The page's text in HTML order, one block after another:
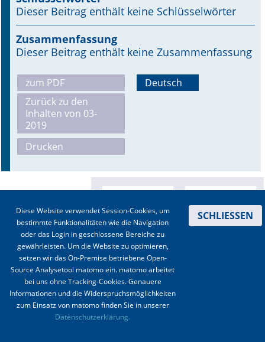
Archiv
Supplements
Supplements OrphanAnesthesia
Online First
A&I English
Mediadaten
Autoren-Service
Stellenmarkt
Kongresskalender
Dieser Beitrag enthält keine Schlüsselwörter
Zusammenfassung
Dieser Beitrag enthält keine Zusammenfassung
zum PDF
Zurück zu den
Inhalten von 03-
2019
Drucken
Deutsch
Impressum Datenschutz
Diese Website verwendet Session-Cookies, um
bestimmte Funktionalitäten wie die Navigation
oder das Login in geschlossene Bereiche zu
gewährleisten. Um die Website zu optimieren,
setzen wir das On-Premise betriebene Open-
Source Analysetool matomo ein. matomo arbeitet
bei uns ohne Tracking-Cookies. Genauere
Informationen und die Widerspruchsmöglichkeiten
zum Einsatz von matomo finden Sie in unserer
Datenschutzerklärung.
SCHLIESSEN